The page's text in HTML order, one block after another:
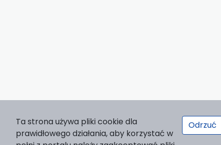
Ta strona używa pliki cookie dla
prawidłowego działania, aby korzystać w
Odrzuć